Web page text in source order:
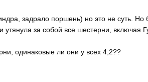
задрало поршень) но это не суть.
за собой все шестерни, включая
одинаковые ли они у всех 4,2??